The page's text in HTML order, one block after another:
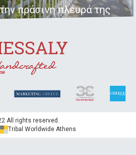
πράσινη πλευρά της
All rights reserved.
Tribal Worldwide Athens